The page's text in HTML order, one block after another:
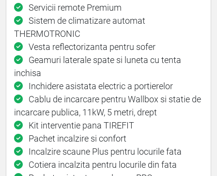
Servicii remote Premium
Sistem de climatizare automat
THERMOTRONIC
Vesta reflectorizanta pentru sofer
Geamuri laterale spate si luneta cu tenta
inchisa
Inchidere asistata electric a portierelor
Cablu de incarcare pentru Wallbox si statie de
incarcare publica, 11kW, 5 metri, drept
Kit interventie pana TIREFIT
Pachet incalzire si confort
Incalzire scaune Plus pentru locurile fata
Cotiera incalzita pentru locurile din fata